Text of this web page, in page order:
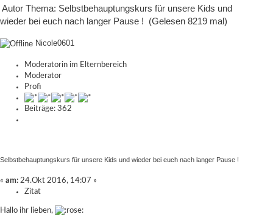
Autor Thema: Selbstbehauptungskurs für unsere Kids und
wieder bei euch nach langer Pause ! (Gelesen 8219 mal)
Nicole0601
Moderatorin im Elternbereich
Moderator
Profi
Beiträge: 362
Selbstbehauptungskurs für unsere Kids und wieder bei euch nach langer Pause !
« am: 24.Okt 2016, 14:07 »
Zitat
Hallo ihr lieben,